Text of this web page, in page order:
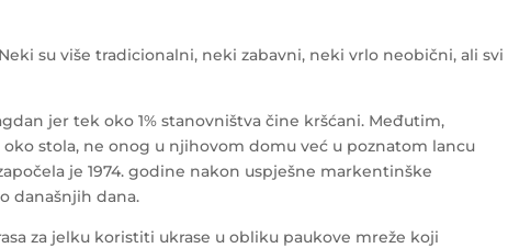
su više tradicionalni, neki zabavni, neki vrlo neobični, ali svi
jer tek oko 1% stanovništva čine kršćani. Međutim,
stola, ne onog u njihovom domu već u poznatom lancu
je 1974. godine nakon uspješne markentinške
današnjih dana.
za jelku koristiti ukrase u obliku paukove mreže koji